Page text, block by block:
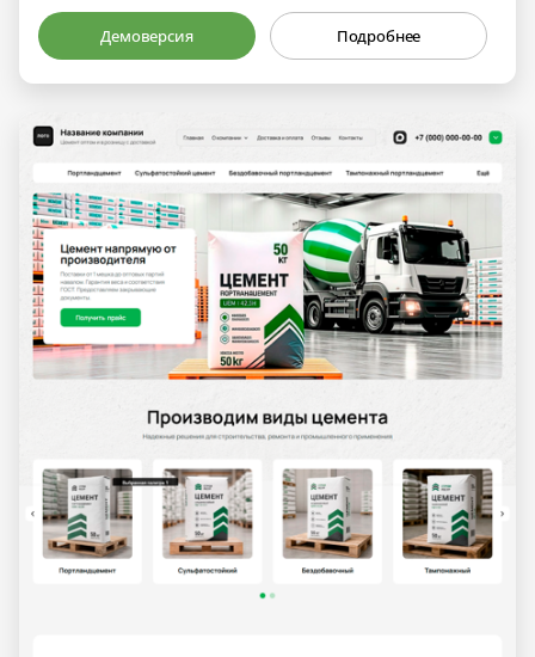
Демоверсия Подробнее